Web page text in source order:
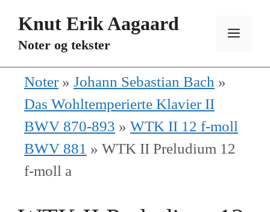
Knut Erik Aagaard
Noter og tekster
Noter» Johann Sebastian Bach »
Das Wohltemperierte Klavier II
BWV 870-893 » WTK II 12 f-moll
BWV 881 » WTK II Preludium 12
f-moll a